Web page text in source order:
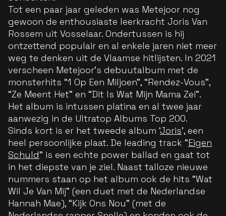
Tot een paar jaar geleden was Metejoor nog
gewoon de enthousiaste leerkracht Joris Van
Rossem uit Vosselaar. Ondertussen is hij
ontzettend populair en al enkele jaren niet meer
weg te denken uit de Vlaamse hitlijsten. In 2021
verscheen Metejoor’s debuutalbum met de
monsterhits “1 Op Een Miljoen”, “Rendez-Vous”,
“Ze Meent Het” en “Dit Is Wat Mijn Mama Zei”.
Het album is intussen platina en al twee jaar
aanwezig in de Ultratop Albums Top 200.
Sinds kort is er het tweede album ‘Joris’, een
heel persoonlijke plaat. De leading track “Eigen
Schuld” is een echte power ballad en gaat tot
in het diepste van je ziel. Naast talloze nieuwe
nummers staan op het album ook de hits “Wat
Wil Je Van Mij” (een duet met de Nederlandse
Hannah Mae), “Kijk Ons Nou” (met de